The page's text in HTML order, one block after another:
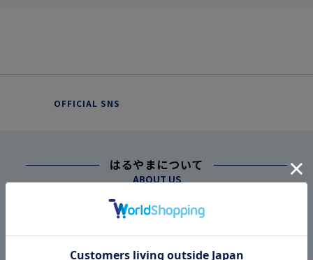
OFFICIAL SNS
はるやまについて
ABOUT US
幅広い仕入れ体制に基づく